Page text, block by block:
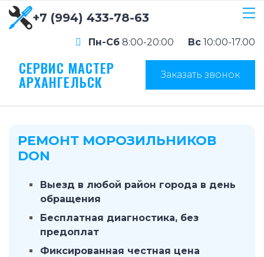
+7 (994) 433-78-63
Пн-Сб 8:00-20:00 Вс 10:00-17.00
СЕРВИС МАСТЕР
АРХАНГЕЛЬСК Заказать звонок
РЕМОНТ МОРОЗИЛЬНИКОВ
DON
Выезд в любой район города в день
обращения
Бесплатная диагностика, без
предоплат
Фиксированная честная цена